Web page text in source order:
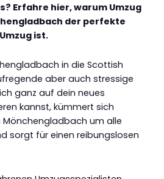
Erfahre hier, warum Umzug
der perfekte
ist.
in die Scottish
aber auch stressige
ganz auf dein neues
kannst, kümmert sich
Mönchengladbach um alle
sorgt für einen reibungslosen